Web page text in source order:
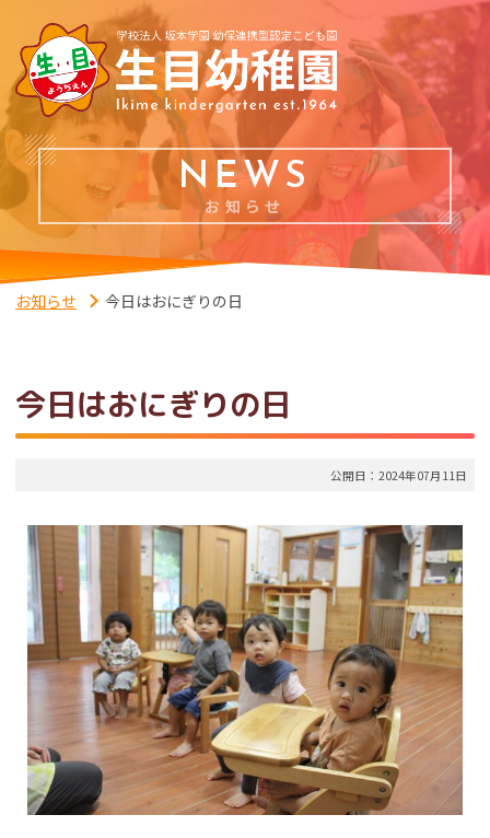
NEWS
お知らせ
お知らせ 今日はおにぎりの日
今日はおにぎりの日
公開日：2024年07月11日